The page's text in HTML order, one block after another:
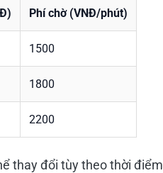
Phí chờ (VNĐ/phút)
1500
1800
2200
thay đổi tùy theo thời